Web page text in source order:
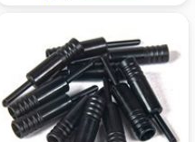
двухболтовый, чёрный